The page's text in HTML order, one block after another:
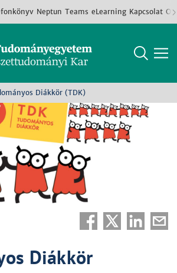
Neptun Teams eLearning Kapcsolat
Diákkör (TDK)
Diákkör